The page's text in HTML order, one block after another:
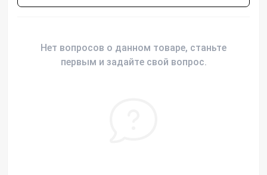
Нет вопросов о данном товаре, станьте
первым и задайте свой вопрос.